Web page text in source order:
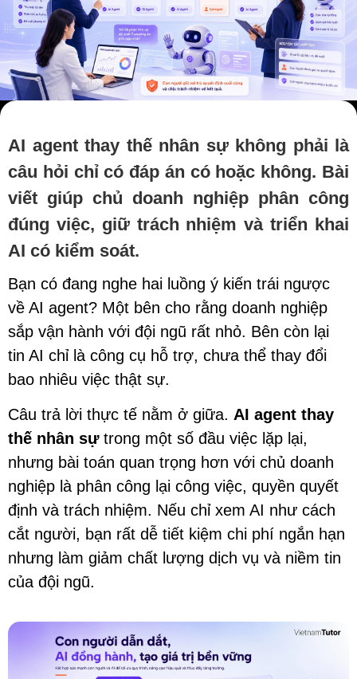
AI agent thay thế nhân sự không phải là
câu hỏi chỉ có đáp án có hoặc không. Bài
viết giúp chủ doanh nghiệp phân công
đúng việc, giữ trách nhiệm và triển khai
AI có kiểm soát.
Bạn có đang nghe hai luồng ý kiến trái ngược
về AI agent? Một bên cho rằng doanh nghiệp
sắp vận hành với đội ngũ rất nhỏ. Bên còn lại
tin AI chỉ là công cụ hỗ trợ, chưa thể thay đổi
bao nhiêu việc thật sự.
Câu trả lời thực tế nằm ở giữa. AI agent thay
thế nhân sựtrong một số đầu việc lặp lại,
nhưng bài toán quan trọng hơn với chủ doanh
nghiệp là phân công lại công việc, quyền quyết
định và trách nhiệm. Nếu chỉ xem AI như cách
cắt người, bạn rất dễ tiết kiệm chi phí ngắn hạn
nhưng làm giảm chất lượng dịch vụ và niềm tin
của đội ngũ.